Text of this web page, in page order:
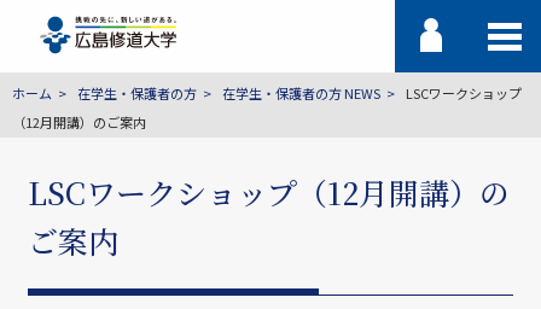
ホーム 在学生・保護者の方 在学生・保護者の方 NEWS
LSCワークショップ
（12月開講）のご案内
LSCワークショップ（12月開講）の
ご案内